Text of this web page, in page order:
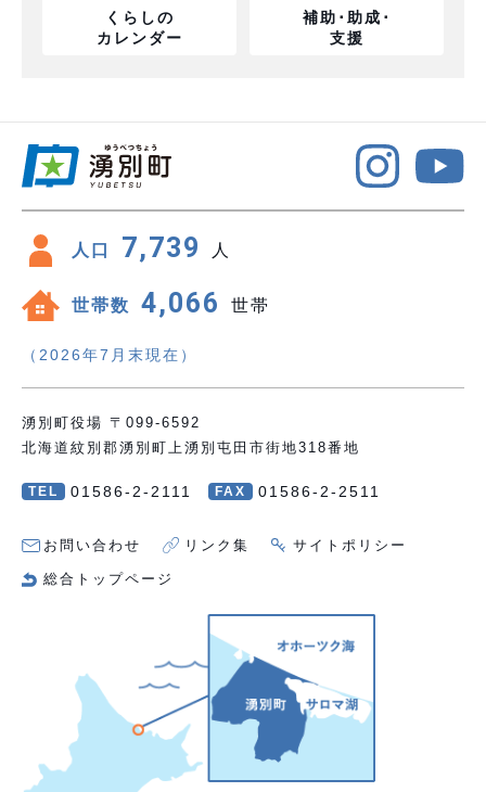
くらしの
カレンダー
補助･助成･
支援
人口 7,739 人
世帯数 4,066 世帯
（2026年7月末現在）
湧別町役場 〒099-6592
北海道紋別郡湧別町上湧別屯田市街地318番地
TEL 01586-2-2111 FAX 01586-2-2511
お問い合わせ リンク集 サイトポリシー
総合トップページ